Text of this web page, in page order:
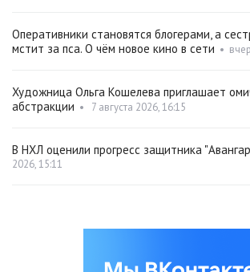
Оперативники становятся блогерами, а
мстит за пса. О чём новое кино в сети •
Художница Ольга Кошелева приглашает
абстракции • 7 августа 2026, 16:15
В НХЛ оценили прогресс защитника
2026, 15:11